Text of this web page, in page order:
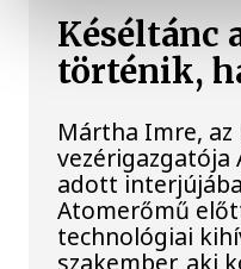
Késéltánc
történik,
Mártha Imre,
vezérigazgatója
adott
Atomerőmű
technológiai